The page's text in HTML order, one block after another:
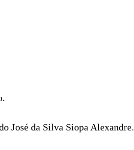
José da Silva Siopa Alexandre.